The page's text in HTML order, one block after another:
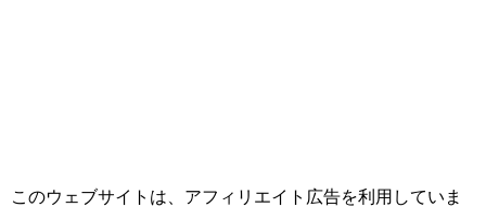
このウェブサイトは、アフィリエイト広告を利用していま